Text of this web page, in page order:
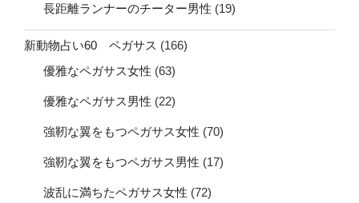
長距離ランナーのチーター男性 (19)
新動物占い60 ペガサス (166)
優雅なペガサス女性 (63)
優雅なペガサス男性 (22)
強靭な翼をもつペガサス女性 (70)
強靭な翼をもつペガサス男性 (17)
波乱に満ちたペガサス女性 (72)